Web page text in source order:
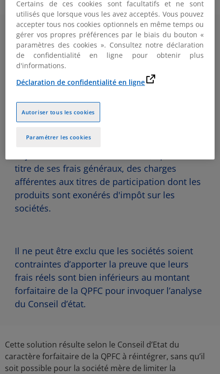
On notera que les frais réels devront être
inférieurs au montant de la quote-part pour
que celle-ci soit regardée comme l’imposition
au taux normal de l’IS d’une fraction des
dividendes bénéficiant du régime mère-fille.
Dans le cas où le montant des frais réels
serait supérieur à la quote-part forfaitaire de
pourrait être regardée comme ayant pour
titre de ses frais généraux, des charges
afférentes aux titres de participation dont les
produits sont exonérés d'impôt sur les
sociétés.
Il ne peut être exclu que les sociétés soient
contraintes d’apporter la preuve que leurs
frais réels sont bien inférieurs au montant
forfaitaire de la QPFC pour invoquer l’analyse
du Conseil d’état.
Cette solution résulte selon le Conseil d’Etat du
caractère forfaitaire de la QPFC à réintégrer, sans qu’il
soit possible pour la société mère de limiter la
Certains de ces cookies sont facultatifs et ne sont
utilisés que lorsque vous les avez acceptés. Vous pouvez
accepter tous nos cookies optionnels en même temps ou
gérer vos propres préférences par le biais du bouton «
paramètres des cookies ». Consultez notre déclaration
de confidentialité en ligne pour obtenir plus
d'informations.
Déclaration de confidentialité en ligne
Paramétrer les cookies
Autoriser tous les cookies